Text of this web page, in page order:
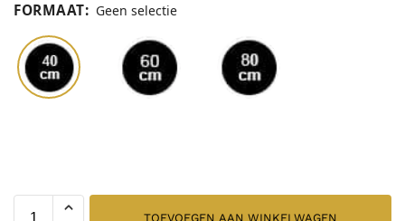
FORMAAT: Geen selectie
TOEVOEGEN AAN WINKELWAGEN